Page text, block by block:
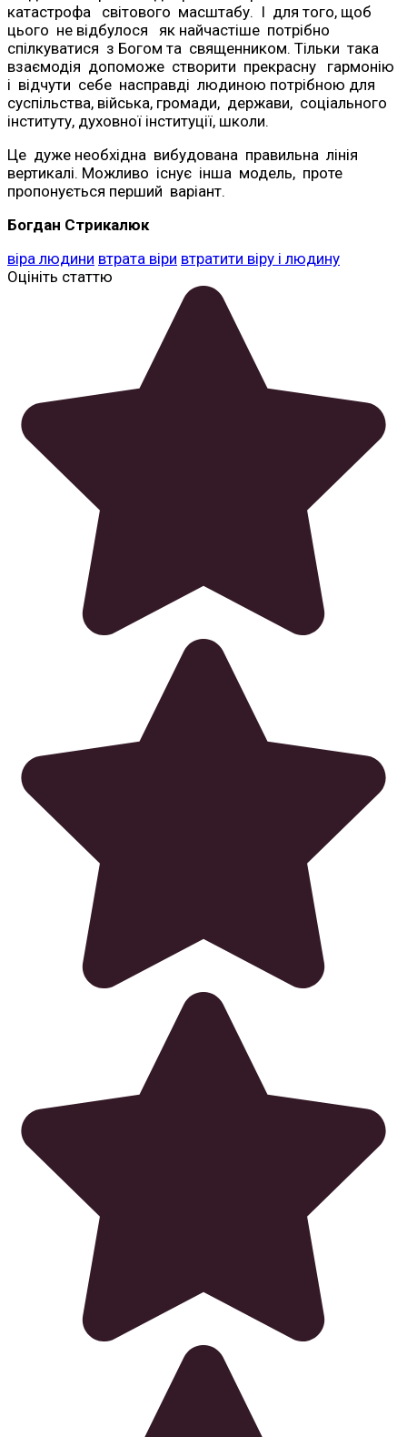
катастрофа світового масштабу. І для того, щоб
цього не відбулося як найчастіше потрібно
спілкуватися з Богом та священником. Тільки така
взаємодія допоможе створити прекрасну гармонію
і відчути себе насправді людиною потрібною для
суспільства, війська, громади, держави, соціального
інституту, духовної інституції, школи.
Це дуже необхідна вибудована правильна лінія
вертикалі. Можливо існує інша модель, проте
пропонується перший варіант.
Богдан Стрикалюк
віра людини втрата віри втратити віру і людину
Оцініть статтю